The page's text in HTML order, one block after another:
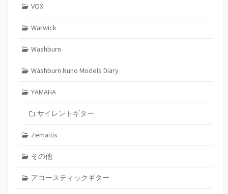
VOX
Warwick
Washburn
Washburn Nuno Models Diary
YAMAHA
サイレントギター
Zemaitis
その他
アコースティックギター